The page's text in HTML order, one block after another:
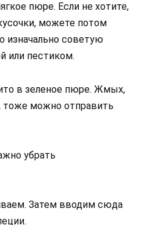
пюре. Если не хотите,
можете потом
изначально советую
или пестиком.
в зеленое пюре. Жмых,
тоже можно отправить
убрать
Затем вводим сюда